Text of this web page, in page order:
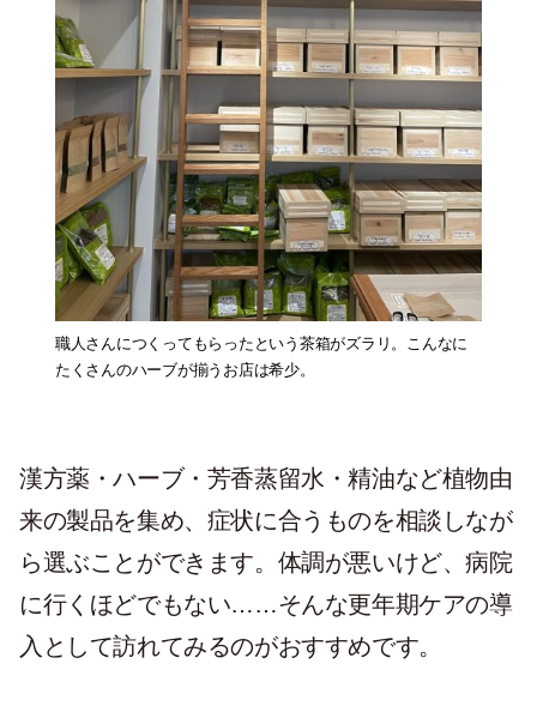
職人さんにつくってもらったという茶箱がズラリ。こんなに
たくさんのハーブが揃うお店は希少。
漢方薬・ハーブ・芳香蒸留水・精油など植物由
来の製品を集め、症状に合うものを相談しなが
ら選ぶことができます。体調が悪いけど、病院
に行くほどでもない……そんな更年期ケアの導
入として訪れてみるのがおすすめです。